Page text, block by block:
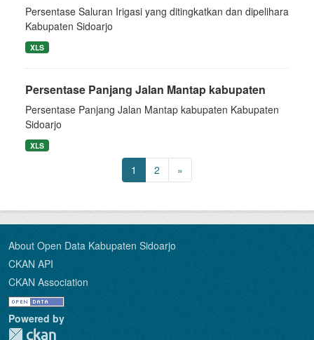
Persentase Saluran Irigasi yang ditingkatkan dan dipelihara
Kabupaten Sidoarjo
XLS
Persentase Panjang Jalan Mantap kabupaten
Persentase Panjang Jalan Mantap kabupaten Kabupaten
Sidoarjo
XLS
1 2 »
About Open Data Kabupaten Sidoarjo
CKAN API
CKAN Association
Powered by